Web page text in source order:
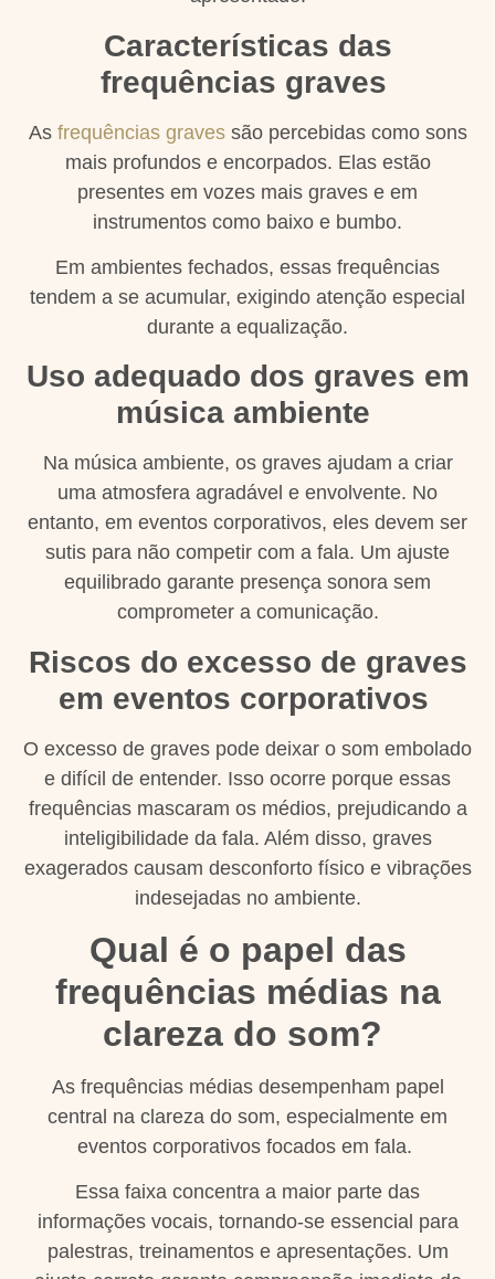
Características das
frequências graves
As frequências gravessão percebidas como sons
mais profundos e encorpados. Elas estão
presentes em vozes mais graves e em
instrumentos como baixo e bumbo.
Em ambientes fechados, essas frequências
tendem a se acumular, exigindo atenção especial
durante a equalização.
Uso adequado dos graves em
música ambiente
Na música ambiente, os graves ajudam a criar
uma atmosfera agradável e envolvente. No
entanto, em eventos corporativos, eles devem ser
sutis para não competir com a fala. Um ajuste
equilibrado garante presença sonora sem
comprometer a comunicação.
Riscos do excesso de graves
em eventos corporativos
O excesso de graves pode deixar o som embolado
e difícil de entender. Isso ocorre porque essas
frequências mascaram os médios, prejudicando a
inteligibilidade da fala. Além disso, graves
exagerados causam desconforto físico e vibrações
indesejadas no ambiente.
Qual é o papel das
frequências médias na
clareza do som?
As frequências médias desempenham papel
central na clareza do som, especialmente em
eventos corporativos focados em fala.
Essa faixa concentra a maior parte das
informações vocais, tornando-se essencial para
palestras, treinamentos e apresentações. Um